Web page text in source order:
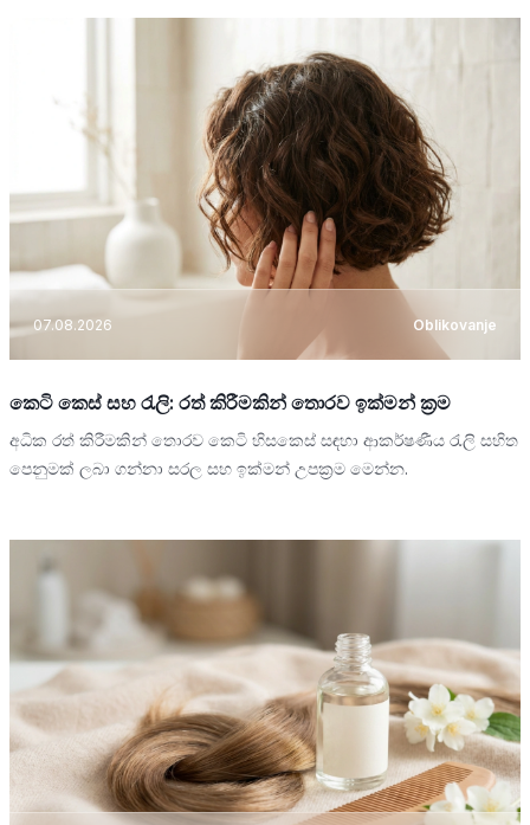
07.08.2026 Oblikovanje
කෙටි කෙස් සහ රැලි: රත් කිරීමකින් තොරව ඉක්මන් ක්‍රම
අධික රත් කිරීමකින් තොරව කෙටි හිසකෙස් සඳහා ආකර්ෂණීය රැලි සහිත
පෙනුමක් ලබා ගන්නා සරල සහ ඉක්මන් උපක්‍රම මෙන්න.